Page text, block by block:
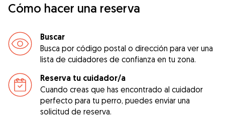
Cómo hacer una reserva
Buscar
Busca por código postal o dirección para ver una
lista de cuidadores de confianza en tu zona.
Reserva tu cuidador/a
Cuando creas que has encontrado al cuidador
perfecto para tu perro, puedes enviar una
solicitud de reserva.